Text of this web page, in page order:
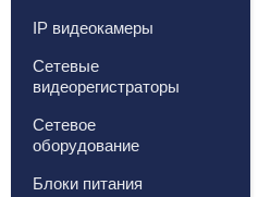
IP видеокамеры
Сетевые
видеорегистраторы
Сетевое
оборудование
Блоки питания